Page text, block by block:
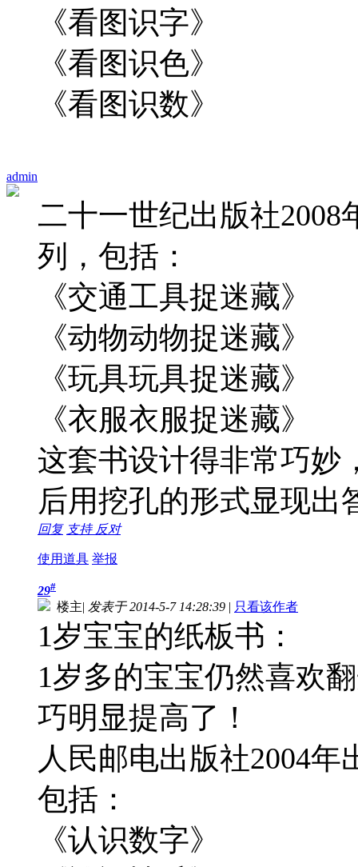
admin
《看图识字》
《看图识色》
《看图识数》
二十一世纪出版社
列，包括：
《交通工具捉迷藏》
《动物动物捉迷藏》
《玩具玩具捉迷藏》
《衣服衣服捉迷藏》
这套书设计得非常巧妙
后用挖孔的形式显现出
回复 支持 反对
使用道具 举报
29#
楼主| 发表于 2014-5-7 14:28:39 | 只看该作者
1岁宝宝的纸板书：
1岁多的宝宝仍然喜欢
巧明显提高了！
人民邮电出版社2004
包括：
《认识数字》